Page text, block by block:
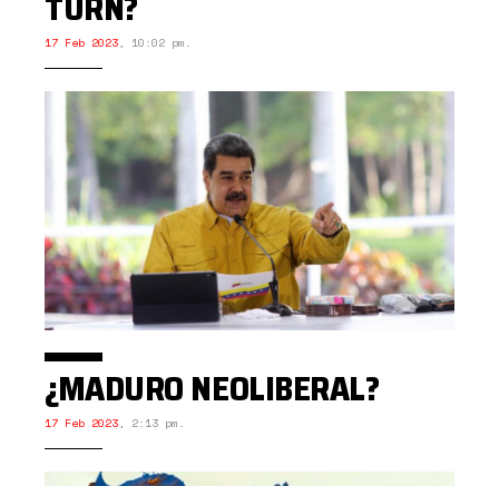
17 Feb 2023, 10:02 pm.
¿MADURO NEOLIBERAL?
17 Feb 2023, 2:13 pm.